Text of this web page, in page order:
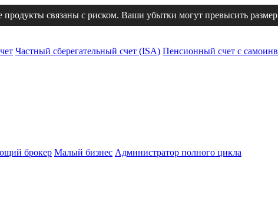
связаны с риском. Ваши убытки могут превысить
Частный сберегательный счет (ISA) Пенсионный счет с
брокер Малый бизнес Администратор полного цикла